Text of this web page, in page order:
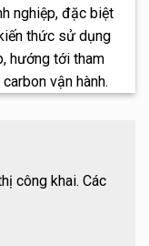
nghiệp, đặc biệt
thức sử dụng
hướng tới tham
vận hành.
công khai. Các